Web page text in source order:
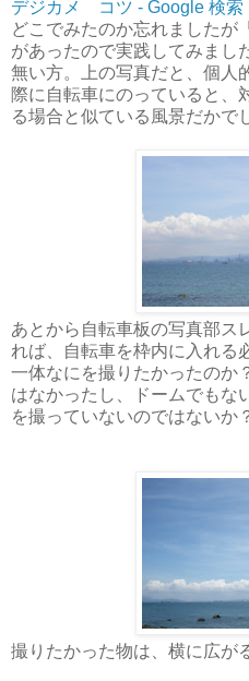
デジカメ コツ - Google 検索
どこでみたのか忘れましたが
があったので実践してみまし
無い方。上の写真だと、個人
際に自転車にのっていると、
る場合と似ている風景だかで
あとから自転車板の写真部ス
れば、自転車を枠内に入れる
一体なにを撮りたかったの
はなかったし、ドームでもな
を撮っていないのではないか
撮りたかった物は、横に広が